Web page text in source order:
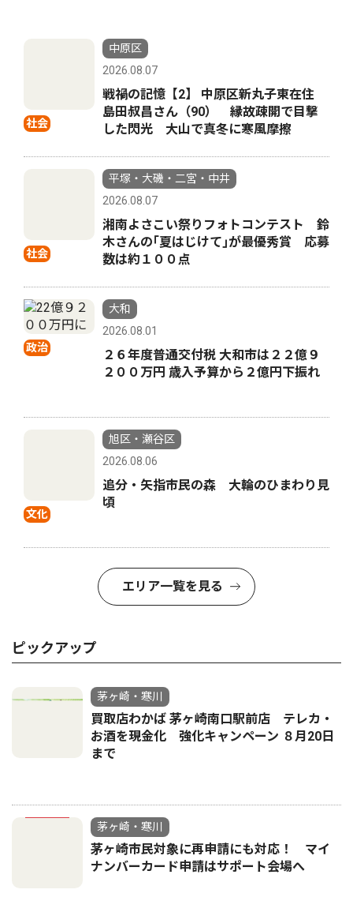
社会
中原区
2026.08.07
戦禍の記憶【2】 中原区新丸子東在住
島田叔昌さん（90） 縁故疎開で目撃
した閃光 大山で真冬に寒風摩擦
社会
平塚・大磯・二宮・中井
2026.08.07
湘南よさこい祭りフォトコンテスト 鈴
木さんの｢夏はじけて｣が最優秀賞 応募
数は約１００点
政治
大和
2026.08.01
２６年度普通交付税 大和市は２２億９
２００万円 歳入予算から２億円下振れ
文化
旭区・瀬谷区
2026.08.06
追分・矢指市民の森 大輪のひまわり見
頃
エリア一覧を見る
ピックアップ
茅ヶ崎・寒川
買取店わかば 茅ヶ崎南口駅前店 テレカ・
お酒を現金化 強化キャンペーン ８月20日
まで
茅ヶ崎・寒川
茅ヶ崎市民対象に再申請にも対応！ マイ
ナンバーカード申請はサポート会場へ